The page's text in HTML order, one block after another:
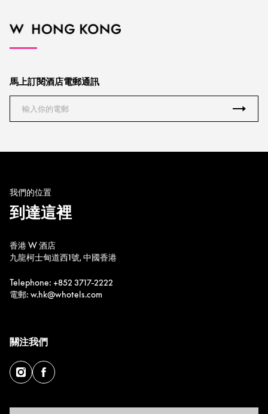
馬上訂閱酒店電郵通訊
我們的位置
到達這裡
香港 W 酒店
九龍柯士甸道西1號, 中國香港
Telephone: +852 3717-2222
電郵: w.hk@whotels.com
關注我們